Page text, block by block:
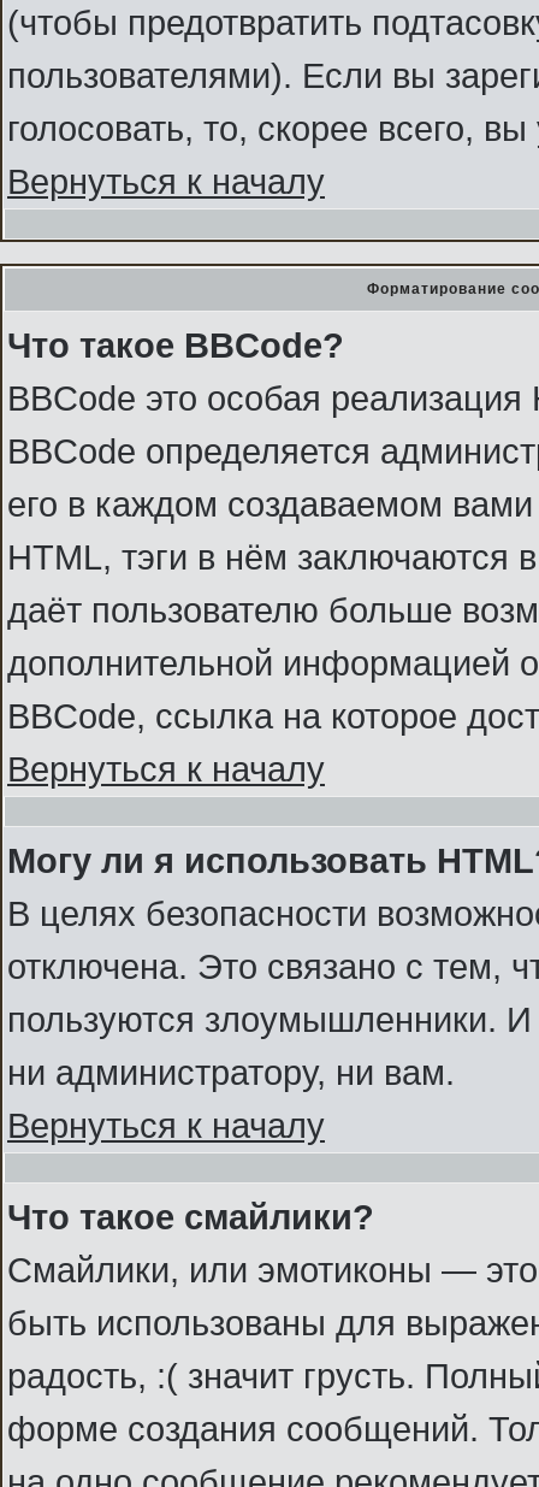
(чтобы предотвратить
пользователями). Если вы
голосовать, то, скорее всего,
Вернуться к началу
Форматирование
Что такое BBCode?
BBCode это особая
BBCode определяется
его в каждом создаваемом
HTML, тэги в нём заключаются
даёт пользователю больше
дополнительной информацией
BBCode, ссылка на которое
Вернуться к началу
Могу ли я использовать
В целях безопасности
отключена. Это связано с тем,
пользуются злоумышленники.
ни администратору, ни вам.
Вернуться к началу
Что такое смайлики?
Смайлики, или эмотиконы — это
быть использованы для
радость, :( значит грусть.
форме создания сообщений.